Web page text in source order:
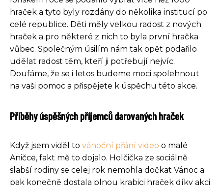
hraček a tyto byly rozdány do několika institucí po
celé republice. Děti měly velkou radost z nových
hraček a pro některé z nich to byla první hračka
vůbec. Společným úsilím nám tak opět podařilo
udělat radost těm, kteří ji potřebují nejvíc.
Doufáme, že se i letos budeme moci spolehnout
na vaši pomoc a přispějete k úspěchu této akce.
Příběhy úspěšných příjemců darovaných hraček
Když jsem viděl to vánoční přání video o malé
Aničce, fakt mě to dojalo. Holčička ze sociálně
slabší rodiny se celej rok nemohla dočkat Vánoc a
pak konečně dostala plnou krabici hraček díky akci